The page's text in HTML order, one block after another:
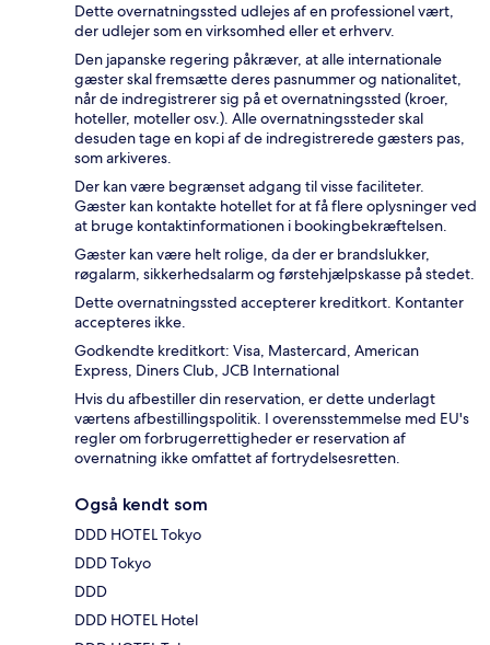
Dette overnatningssted udlejes af en professionel vært,
der udlejer som en virksomhed eller et erhverv.
Den japanske regering påkræver, at alle internationale
gæster skal fremsætte deres pasnummer og nationalitet,
når de indregistrerer sig på et overnatningssted (kroer,
hoteller, moteller osv.). Alle overnatningssteder skal
desuden tage en kopi af de indregistrerede gæsters pas,
som arkiveres.
Der kan være begrænset adgang til visse faciliteter.
Gæster kan kontakte hotellet for at få flere oplysninger ved
at bruge kontaktinformationen i bookingbekræftelsen.
Gæster kan være helt rolige, da der er brandslukker,
røgalarm, sikkerhedsalarm og førstehjælpskasse på stedet.
Dette overnatningssted accepterer kreditkort. Kontanter
accepteres ikke.
Godkendte kreditkort: Visa, Mastercard, American
Express, Diners Club, JCB International
Hvis du afbestiller din reservation, er dette underlagt
værtens afbestillingspolitik. I overensstemmelse med EU's
regler om forbrugerrettigheder er reservation af
overnatning ikke omfattet af fortrydelsesretten.
Også kendt som
DDD HOTEL Tokyo
DDD Tokyo
DDD
DDD HOTEL Hotel